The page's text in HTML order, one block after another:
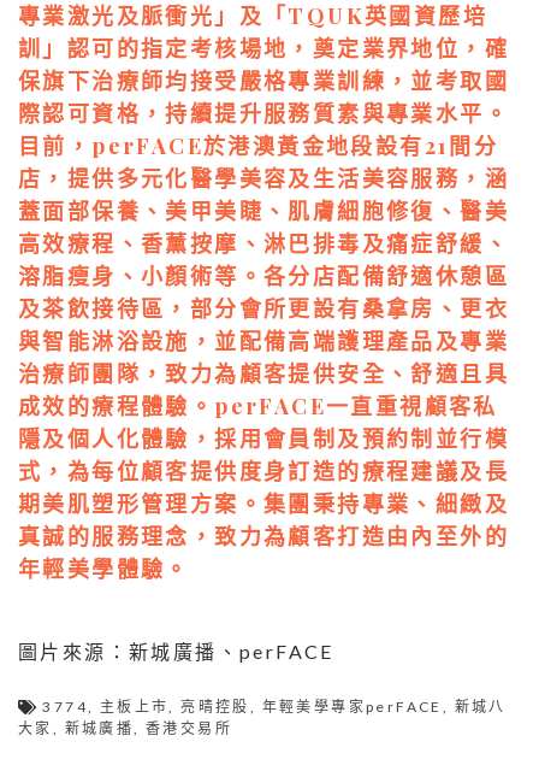
專業激光及脈衝光」及「TQUK英國資歷培
訓」認可的指定考核場地，奠定業界地位，確
保旗下治療師均接受嚴格專業訓練，並考取國
際認可資格，持續提升服務質素與專業水平。
目前，perFACE於港澳黃金地段設有21間分
店，提供多元化醫學美容及生活美容服務，涵
蓋面部保養、美甲美睫、肌膚細胞修復、醫美
高效療程、香薰按摩、淋巴排毒及痛症舒緩、
溶脂瘦身、小顏術等。各分店配備舒適休憩區
及茶飲接待區，部分會所更設有桑拿房、更衣
與智能淋浴設施，並配備高端護理產品及專業
治療師團隊，致力為顧客提供安全、舒適且具
成效的療程體驗。perFACE一直重視顧客私
隱及個人化體驗，採用會員制及預約制並行模
式，為每位顧客提供度身訂造的療程建議及長
期美肌塑形管理方案。集團秉持專業、細緻及
真誠的服務理念，致力為顧客打造由內至外的
年輕美學體驗。
圖片來源：新城廣播、perFACE
3774, 主板上市,亮晴控股 , 年輕美學專家perFACE , 新城八
大家 , 新城廣播,香港交易所